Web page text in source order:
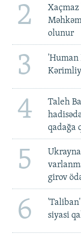
2
Xaçmaz
olunur
3
4
Taleh
qadağa
5
girov
6
siyasi